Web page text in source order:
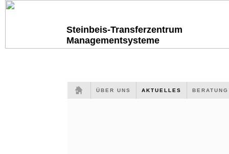
Steinbeis-Transferzentrum
Managementsysteme
ÜBER UNS AKTUELLES